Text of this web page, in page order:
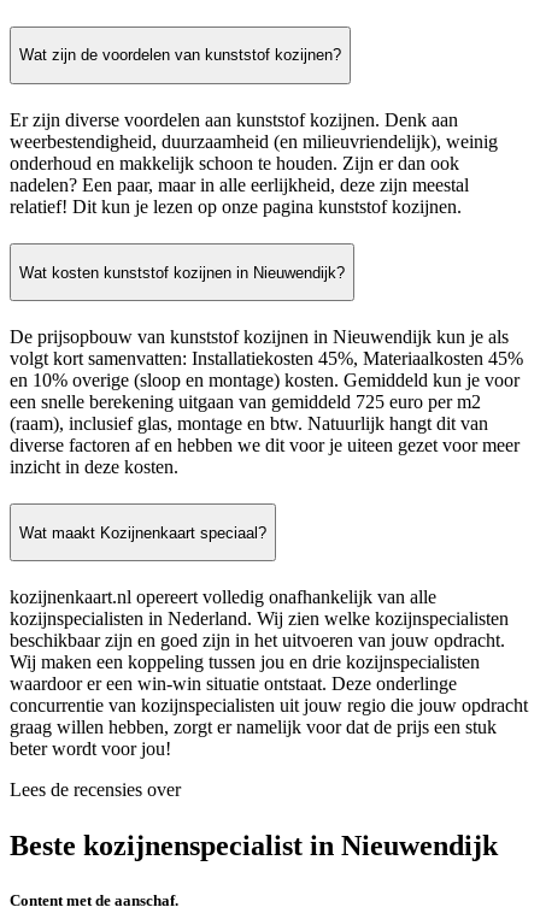
Wat zijn de voordelen van kunststof kozijnen?
Er zijn diverse voordelen aan kunststof kozijnen. Denk aan
weerbestendigheid, duurzaamheid (en milieuvriendelijk), weinig
onderhoud en makkelijk schoon te houden. Zijn er dan ook
nadelen? Een paar, maar in alle eerlijkheid, deze zijn meestal
relatief! Dit kun je lezen op onze pagina kunststof kozijnen.
Wat kosten kunststof kozijnen in Nieuwendijk?
De prijsopbouw van kunststof kozijnen in Nieuwendijk kun je als
volgt kort samenvatten: Installatiekosten 45%, Materiaalkosten 45%
en 10% overige (sloop en montage) kosten. Gemiddeld kun je voor
een snelle berekening uitgaan van gemiddeld 725 euro per m2
(raam), inclusief glas, montage en btw. Natuurlijk hangt dit van
diverse factoren af en hebben we dit voor je uiteen gezet voor meer
inzicht in deze kosten.
Wat maakt Kozijnenkaart speciaal?
kozijnenkaart.nl opereert volledig onafhankelijk van alle
kozijnspecialisten in Nederland. Wij zien welke kozijnspecialisten
beschikbaar zijn en goed zijn in het uitvoeren van jouw opdracht.
Wij maken een koppeling tussen jou en drie kozijnspecialisten
waardoor er een win-win situatie ontstaat. Deze onderlinge
concurrentie van kozijnspecialisten uit jouw regio die jouw opdracht
graag willen hebben, zorgt er namelijk voor dat de prijs een stuk
beter wordt voor jou!
Lees de recensies over
Beste kozijnenspecialist in Nieuwendijk
Content met de aanschaf.